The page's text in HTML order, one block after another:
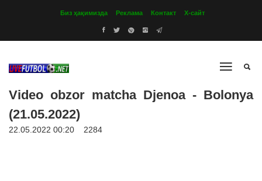
Биз ҳақимизда Реклама Контакт Х-сайт
Video obzor matcha Djenoa - Bolonya
(21.05.2022)
22.05.2022 00:20 2284